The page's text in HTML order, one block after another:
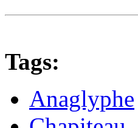
Tags:
Anaglyphe